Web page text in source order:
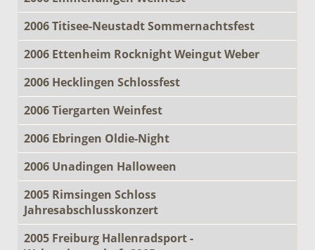
2006 Titisee-Neustadt Sommernachtsfest
2006 Ettenheim Rocknight Weingut Weber
2006 Hecklingen Schlossfest
2006 Tiergarten Weinfest
2006 Ebringen Oldie-Night
2006 Unadingen Halloween
2005 Rimsingen Schloss
Jahresabschlusskonzert
2005 Freiburg Hallenradsport -